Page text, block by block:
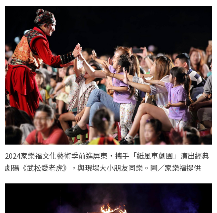
2024家樂福文化藝術季前進屏東，攜手「紙風車劇團」演出經典
劇碼《武松愛老虎》，與現場大小朋友同樂。圖／家樂福提供